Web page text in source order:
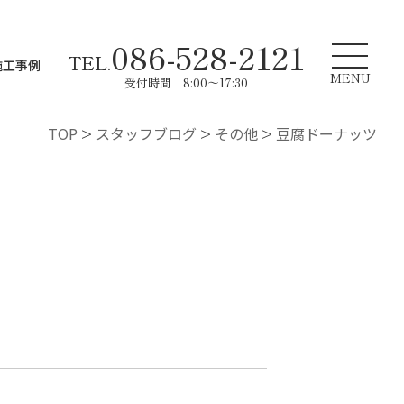
事例 TEL.086-528-2121
受付時間 8:00～17:30 MENU
TOP > スタッフブログ > その他 > 豆腐ドーナッツ